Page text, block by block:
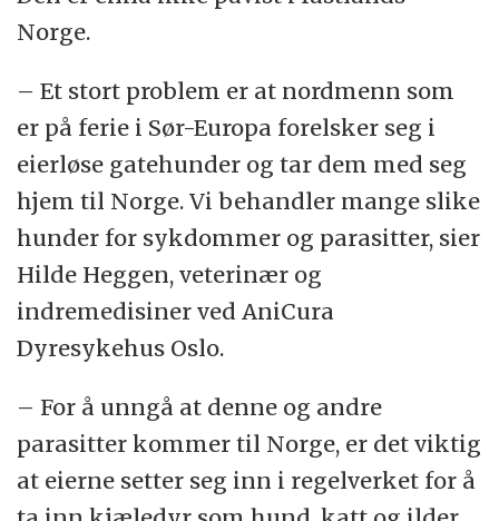
Norge.
– Et stort problem er at nordmenn som
er på ferie i Sør-Europa forelsker seg i
eierløse gatehunder og tar dem med seg
hjem til Norge. Vi behandler mange slike
hunder for sykdommer og parasitter, sier
Hilde Heggen, veterinær og
indremedisiner ved AniCura
Dyresykehus Oslo.
– For å unngå at denne og andre
parasitter kommer til Norge, er det viktig
at eierne setter seg inn i regelverket for å